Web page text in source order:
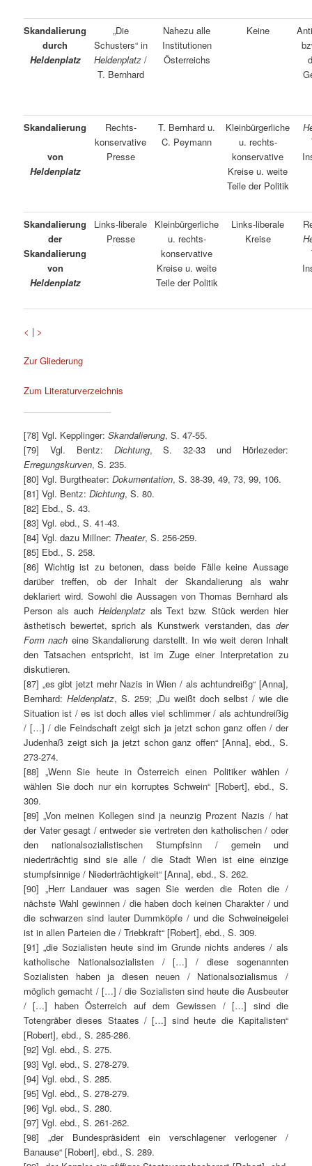
Skandalierung
durch
Heldenplatz
„Die
Schusters“ in
Heldenplatz/
T. Bernhard
Nahezu alle
Institutionen
Österreichs
Keine
Skandalierung
von
Heldenplatz
Rechts-
konservative
Presse
T. Bernhard u.
C. Peymann
Kleinbürgerliche
u. rechts-
konservative
Kreise u. weite
Teile der Politik
Skandalierung
der
Skandalierung
von
Heldenplatz
Links-liberale
Presse
Kleinbürgerliche
u. rechts-
konservative
Kreise u. weite
Teile der Politik
Links-liberale
Kreise
< | >
Zur Gliederung
Zum Literaturverzeichnis
[78] Vgl. Kepplinger:Skandalierung, S. 47-55.
[79] Vgl. Bentz: Dichtung, S. 32-33 und Hörlezeder:
Erregungskurven, S. 235.
[80] Vgl. Burgtheater:Dokumentation, S. 38-39, 49, 73, 99, 106.
[81] Vgl. Bentz:Dichtung, S. 80.
[82] Ebd., S. 43.
[83] Vgl. ebd., S. 41-43.
[84] Vgl. dazu Millner: Theater, S. 256-259.
[85] Ebd., S. 258.
[86] Wichtig ist zu betonen, dass beide Fälle keine Aussage
darüber treffen, ob der Inhalt der Skandalierung als wahr
deklariert wird. Sowohl die Aussagen von Thomas Bernhard als
Person als auch Heldenplatzals Text bzw. Stück werden hier
ästhetisch bewertet, sprich als Kunstwerk verstanden, das der
Form nach eine Skandalierung darstellt. In wie weit deren Inhalt
den Tatsachen entspricht, ist im Zuge einer Interpretation zu
diskutieren.
[87] „es gibt jetzt mehr Nazis in Wien / als achtundreißg“ [Anna],
Bernhard:Heldenplatz, S. 259; „Du weißt doch selbst / wie die
Situation ist / es ist doch alles viel schlimmer / als achtundreißig
/ […] / die Feindschaft zeigt sich ja jetzt schon ganz offen / der
Judenhaß zeigt sich ja jetzt schon ganz offen“ [Anna], ebd., S.
273-274.
[88] „Wenn Sie heute in Österreich einen Politiker wählen /
wählen Sie doch nur ein korruptes Schwein“ [Robert], ebd., S.
309.
[89] „Von meinen Kollegen sind ja neunzig Prozent Nazis / hat
der Vater gesagt / entweder sie vertreten den katholischen / oder
den nationalsozialistischen Stumpfsinn / gemein und
niederträchtig sind sie alle / die Stadt Wien ist eine einzige
stumpfsinnige / Niederträchtigkeit“ [Anna], ebd., S. 262.
[90] „Herr Landauer was sagen Sie werden die Roten die /
nächste Wahl gewinnen / die haben doch keinen Charakter / und
die schwarzen sind lauter Dummköpfe / und die Schweineigelei
ist in allen Parteien die / Triebkraft“ [Robert], ebd., S. 309.
[91] „die Sozialisten heute sind im Grunde nichts anderes / als
katholische Nationalsozialisten / […] / diese sogenannten
Sozialisten haben ja diesen neuen / Nationalsozialismus /
möglich gemacht / […] / die Sozialisten sind heute die Ausbeuter
/ […] haben Österreich auf dem Gewissen / […] sind die
Totengräber dieses Staates / […] sind heute die Kapitalisten“
[Robert], ebd., S. 285-286.
[92] Vgl. ebd., S. 275.
[93] Vgl. ebd., S. 278-279.
[94] Vgl. ebd., S. 285.
[95] Vgl. ebd., S. 278-279.
[96] Vgl. ebd., S. 280.
[97] Vgl. ebd., S. 261-262.
[98] „der Bundespräsident ein verschlagener verlogener /
Banause“ [Robert], ebd., S. 289.